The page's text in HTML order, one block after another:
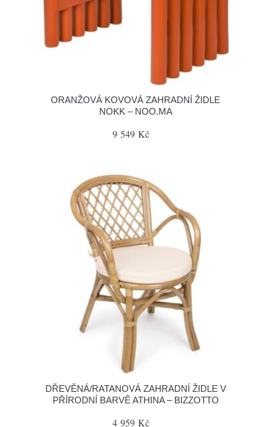
ORANŽOVÁ KOVOVÁ ZAHRADNÍ ŽIDLE
NOKK – NOO.MA
9 549 Kč
DŘEVĚNÁ/RATANOVÁ ZAHRADNÍ ŽIDLE V
PŘÍRODNÍ BARVĚ ATHINA – BIZZOTTO
4 959 Kč